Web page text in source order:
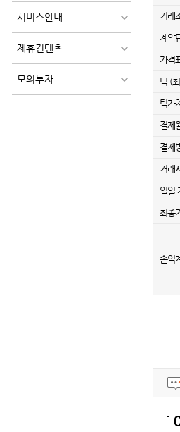
서비스안내
제휴컨텐츠
모의투자
거래
계약
가격
틱 (
틱가치
결제
결제
거래
일일
최종
손익